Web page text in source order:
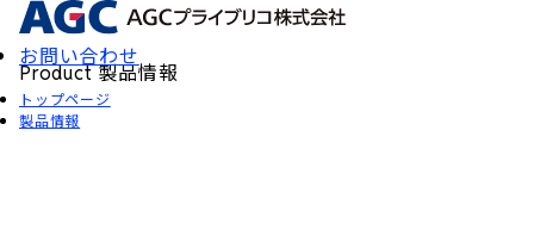
お問い合わせ
Product 製品情報
トップページ
製品情報